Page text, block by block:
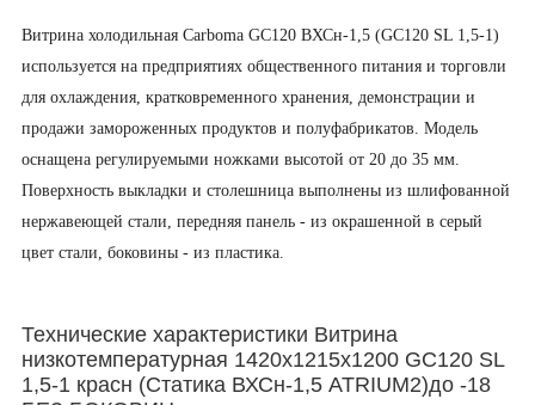
Витрина холодильная Carboma GС120 ВХСн-1,5 (GС120 SL 1,5-1)
используется на предприятиях общественного питания и торговли
для охлаждения, кратковременного хранения, демонстрации и
продажи замороженных продуктов и полуфабрикатов. Модель
оснащена регулируемыми ножками высотой от 20 до 35 мм.
Поверхность выкладки и столешница выполнены из шлифованной
нержавеющей стали, передняя панель - из окрашенной в серый
цвет стали, боковины - из пластика.
Технические характеристики Витрина
низкотемпературная 1420х1215х1200 GС120 SL
1,5-1 красн (Статика ВХСн-1,5 ATRIUM2)до -18